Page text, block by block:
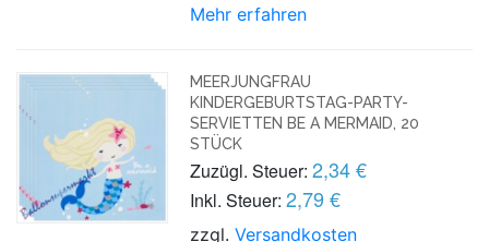
Mehr erfahren
MEERJUNGFRAU
KINDERGEBURTSTAG-PARTY-
SERVIETTEN BE A MERMAID, 20
STÜCK
Zuzügl. Steuer: 2,34 €
Inkl. Steuer: 2,79 €
zzgl.Versandkosten